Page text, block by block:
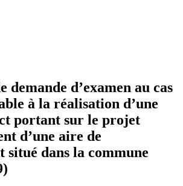
demande d’examen au cas
à la réalisation d’une
portant sur le projet
d’une aire de
situé dans la commune